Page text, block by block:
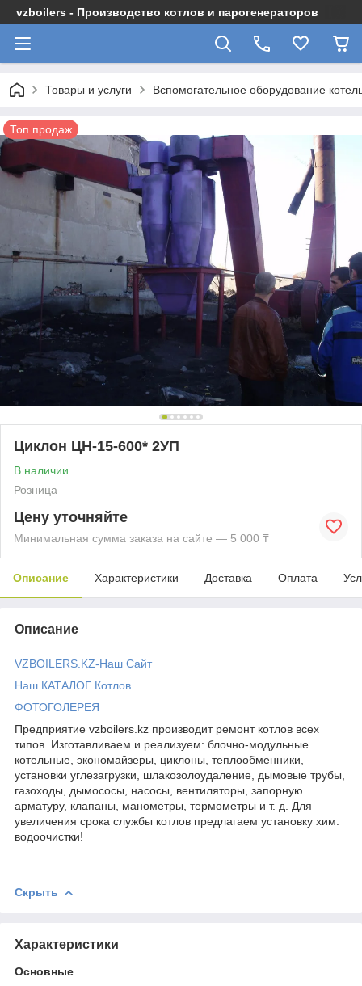
vzboilers - Производство котлов и парогенераторов
Товары и услуги Вспомогательное оборудование
Топ продаж
Циклон ЦН-15-600* 2УП
В наличии
Розница
Цену уточняйте
Минимальная сумма заказа на сайте — 5 000 ₸
Описание Характеристики Доставка Оплата
Описание
VZBOILERS.KZ-Наш Сайт
Наш КАТАЛОГ Котлов
ФОТОГОЛЕРЕЯ
Предприятие vzboilers.kz производит ремонт котлов всех
типов. Изготавливаем и реализуем: блочно-модульные
котельные, экономайзеры, циклоны, теплообменники,
установки углезагрузки, шлакозолоудаление, дымовые трубы,
газоходы, дымососы, насосы, вентиляторы, запорную
арматуру, клапаны, манометры, термометры и т. д. Для
увеличения срока службы котлов предлагаем установку хим.
водоочистки!
Скрыть
Характеристики
Основные